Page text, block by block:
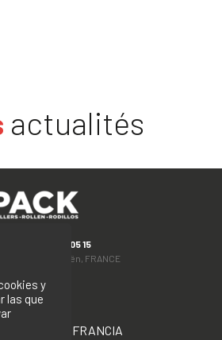
actualités
T. +33 (0)4 77 24 05 15
Moulin, 42130 Boën, FRANCE
Facebook
EN FRANCIA
y
las que